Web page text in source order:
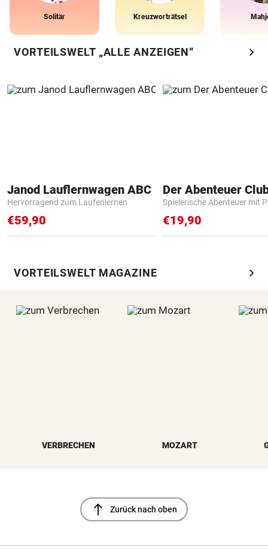
Solitär Kreuzworträtsel
VORTEILSWELT „ALLE ANZEIGEN“ chevron_right
Janod Lauflernwagen ABC
Hervorragend zum Laufenlernen
€59,90
Der Abenteuer
Spielerische Abenteuer mit
€19,90
VORTEILSWELT MAGAZINE chevron_right
VERBRECHEN MOZART
north Zurück nach oben